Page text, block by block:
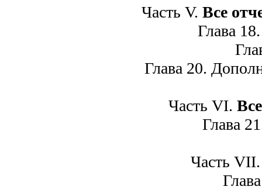
Часть V. Все
Глава
Глава 20.
Часть VI.
Глава
Часть
Глава